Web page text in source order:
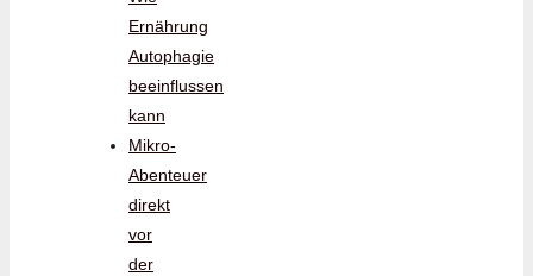
Ernährung
Autophagie
beeinflussen
kann
Mikro-
Abenteuer
direkt
vor
der